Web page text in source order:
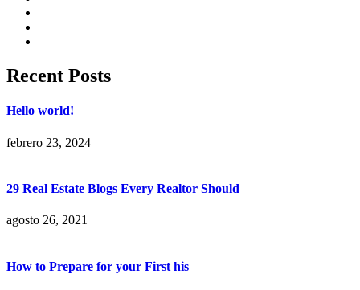
Recent Posts
Hello world!
febrero 23, 2024
29 Real Estate Blogs Every Realtor Should
agosto 26, 2021
How to Prepare for your First his